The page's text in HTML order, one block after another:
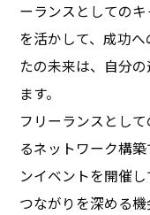
ーランスとしての
を活かして、成功
たの未来は、自分
ます。
フリーランスとし
るネットワーク構
ンイベントを開催
つながりを深める